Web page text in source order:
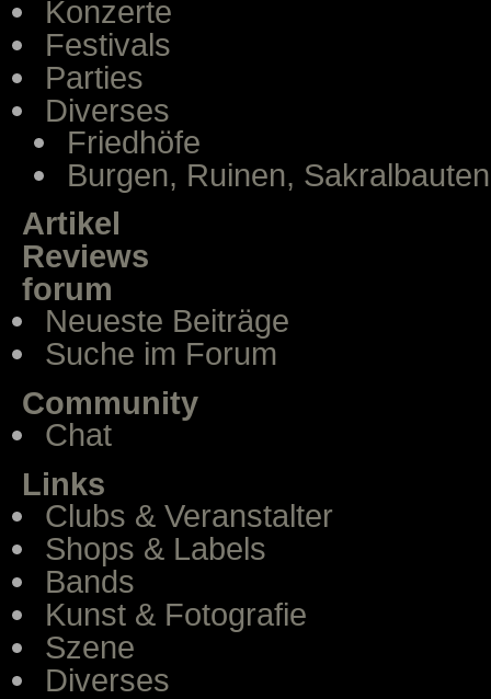
Konzerte
Festivals
Parties
Diverses
Friedhöfe
Burgen, Ruinen, Sakralbauten
Artikel
Reviews
forum
Neueste Beiträge
Suche im Forum
Community
Chat
Links
Clubs & Veranstalter
Shops & Labels
Bands
Kunst & Fotografie
Szene
Diverses